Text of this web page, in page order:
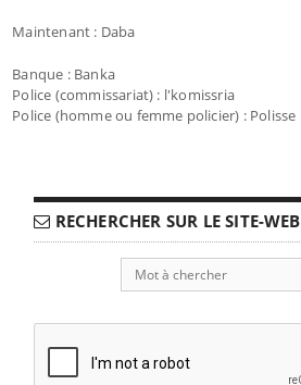
Maintenant : Daba
Banque : Banka
Police (commissariat) : l'komissria
Police (homme ou femme policier) : Polisse
RECHERCHER SUR LE SITE-WEB